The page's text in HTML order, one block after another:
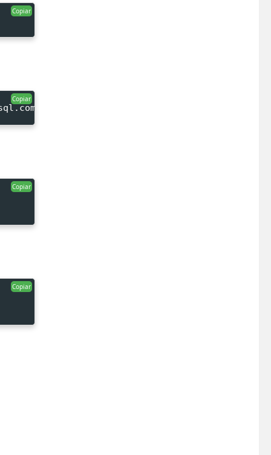
Copiar
apt/debian/ buster mysql-8.0" > /etc/
Copiar
Copiar
Copiar